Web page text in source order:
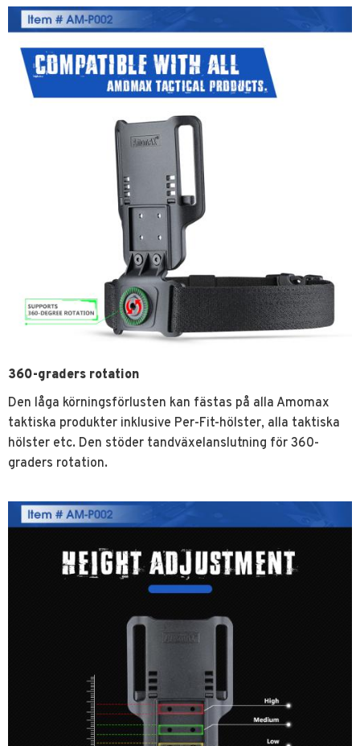
360-graders rotation
Den låga körningsförlusten kan fästas på alla Amomax
taktiska produkter inklusive Per-Fit-hölster, alla taktiska
hölster etc. Den stöder tandväxelanslutning för 360-
graders rotation.